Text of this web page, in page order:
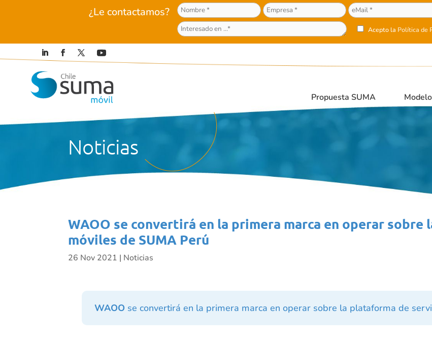
¿Le contactamos?
Acepto la Política de
Propuesta SUMA
Noticias
WAOO se convertirá en la primera marca en operar
móviles de SUMA Perú
26 Nov 2021 | Noticias
WAOO se convertirá en la primera marca en operar sobre la plataforma de